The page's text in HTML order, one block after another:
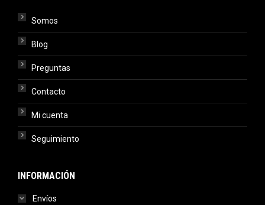
Somos
Blog
Preguntas
Contacto
Mi cuenta
Seguimiento
INFORMACIÓN
Envíos